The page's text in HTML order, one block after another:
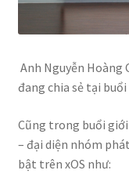
Anh Nguyễn
đang chia sẻ tại
Cũng trong buổi
– đại diện nhóm
bật trên xOS như: